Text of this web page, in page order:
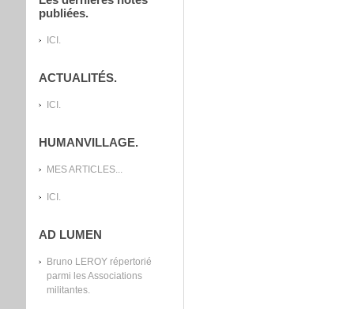
publiées.
ICI.
ACTUALITÉS.
ICI.
HUMANVILLAGE.
MES ARTICLES...
ICI.
AD LUMEN
Bruno LEROY répertorié
parmi les Associations
militantes.